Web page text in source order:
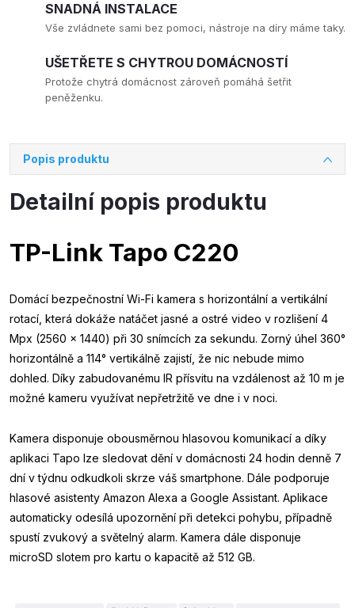
SNADNÁ INSTALACE
Vše zvládnete sami bez pomoci, nástroje na díry máme taky.
UŠETŘETE S CHYTROU DOMÁCNOSTÍ
Protože chytrá domácnost zároveň pomáhá šetřit
peněženku.
Popis produktu
Detailní popis produktu
TP-Link Tapo C220
Domácí bezpečnostní Wi-Fi kamera s horizontální a vertikální
rotací, která dokáže natáčet jasné a ostré video v rozlišení 4
Mpx (2560 × 1440) při 30 snímcích za sekundu. Zorný úhel 360°
horizontálně a 114° vertikálně zajistí, že nic nebude mimo
dohled. Díky zabudovanému IR přísvitu na vzdálenost až 10 m je
možné kameru využívat nepřetržitě ve dne i v noci.
Kamera disponuje obousměrnou hlasovou komunikací a díky
aplikaci Tapo lze sledovat dění v domácnosti 24 hodin denně 7
dní v týdnu odkudkoli skrze váš smartphone. Dále podporuje
hlasové asistenty Amazon Alexa a Google Assistant. Aplikace
automaticky odesílá upozornění při detekci pohybu, případně
spustí zvukový a světelný alarm. Kamera dále disponuje
microSD slotem pro kartu o kapacitě až 512 GB.